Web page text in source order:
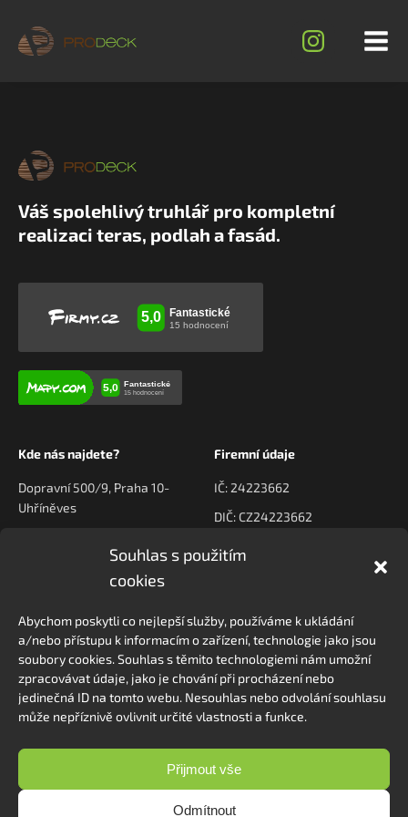
Souhlas s použitím
cookies
Abychom poskytli co nejlepší služby, používáme k ukládání
a/nebo přístupu k informacím o zařízení, technologie jako jsou
soubory cookies. Souhlas s těmito technologiemi nám umožní
zpracovávat údaje, jako je chování při procházení nebo
jedinečná ID na tomto webu. Nesouhlas nebo odvolání souhlasu
může nepříznivě ovlivnit určité vlastnosti a funkce.
Přijmout vše
Odmítnout
Váš spolehlivý truhlář pro kompletní
realizaci teras, podlah a fasád.
Kde nás najdete?
Dopravní 500/9, Praha 10-
Uhříněves
Firemní údaje
IČ: 24223662
DIČ: CZ24223662
Kontaktujte nás
+420 778 222 800
Navigace
O nás
Kontakt